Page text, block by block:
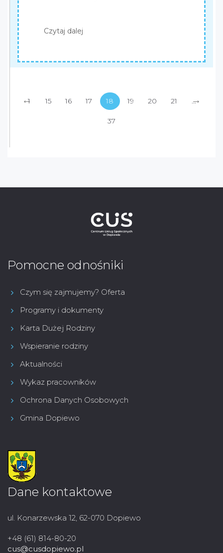
Czytaj dalej
←
1 15 16 17 18 19 20 21 ...
37
→
Pomocne odnośniki
Czym się zajmujemy? Oferta
Programy i dokumenty
Karta Dużej Rodziny
Wspieranie rodziny
Aktualności
Wykaz pracowników
Ochrona Danych Osobowych
Gmina Dopiewo
Dane kontaktowe
ul. Konarzewska 12, 62-070 Dopiewo
+48 (61) 814-80-20
cus@cusdopiewo.pl